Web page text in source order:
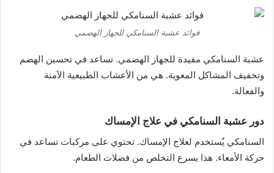
فوائد عشبة السنامكي للجهاز الهضمي
عشبة السنامكي مفيدة للجهاز الهضمي. تساعد في تحسين الهضم
وتخفيف المشاكل المعوية. هي من الأعشاب الطبيعية الآمنة
والفعالة.
دور عشبة السنامكي في علاج الإمساك
السنامكي يُستخدم لعلاج الإمساك. تحتوي على مركبات تساعد في
حركة الأمعاء. هذا يسرع التخلص من فضلات الطعام.